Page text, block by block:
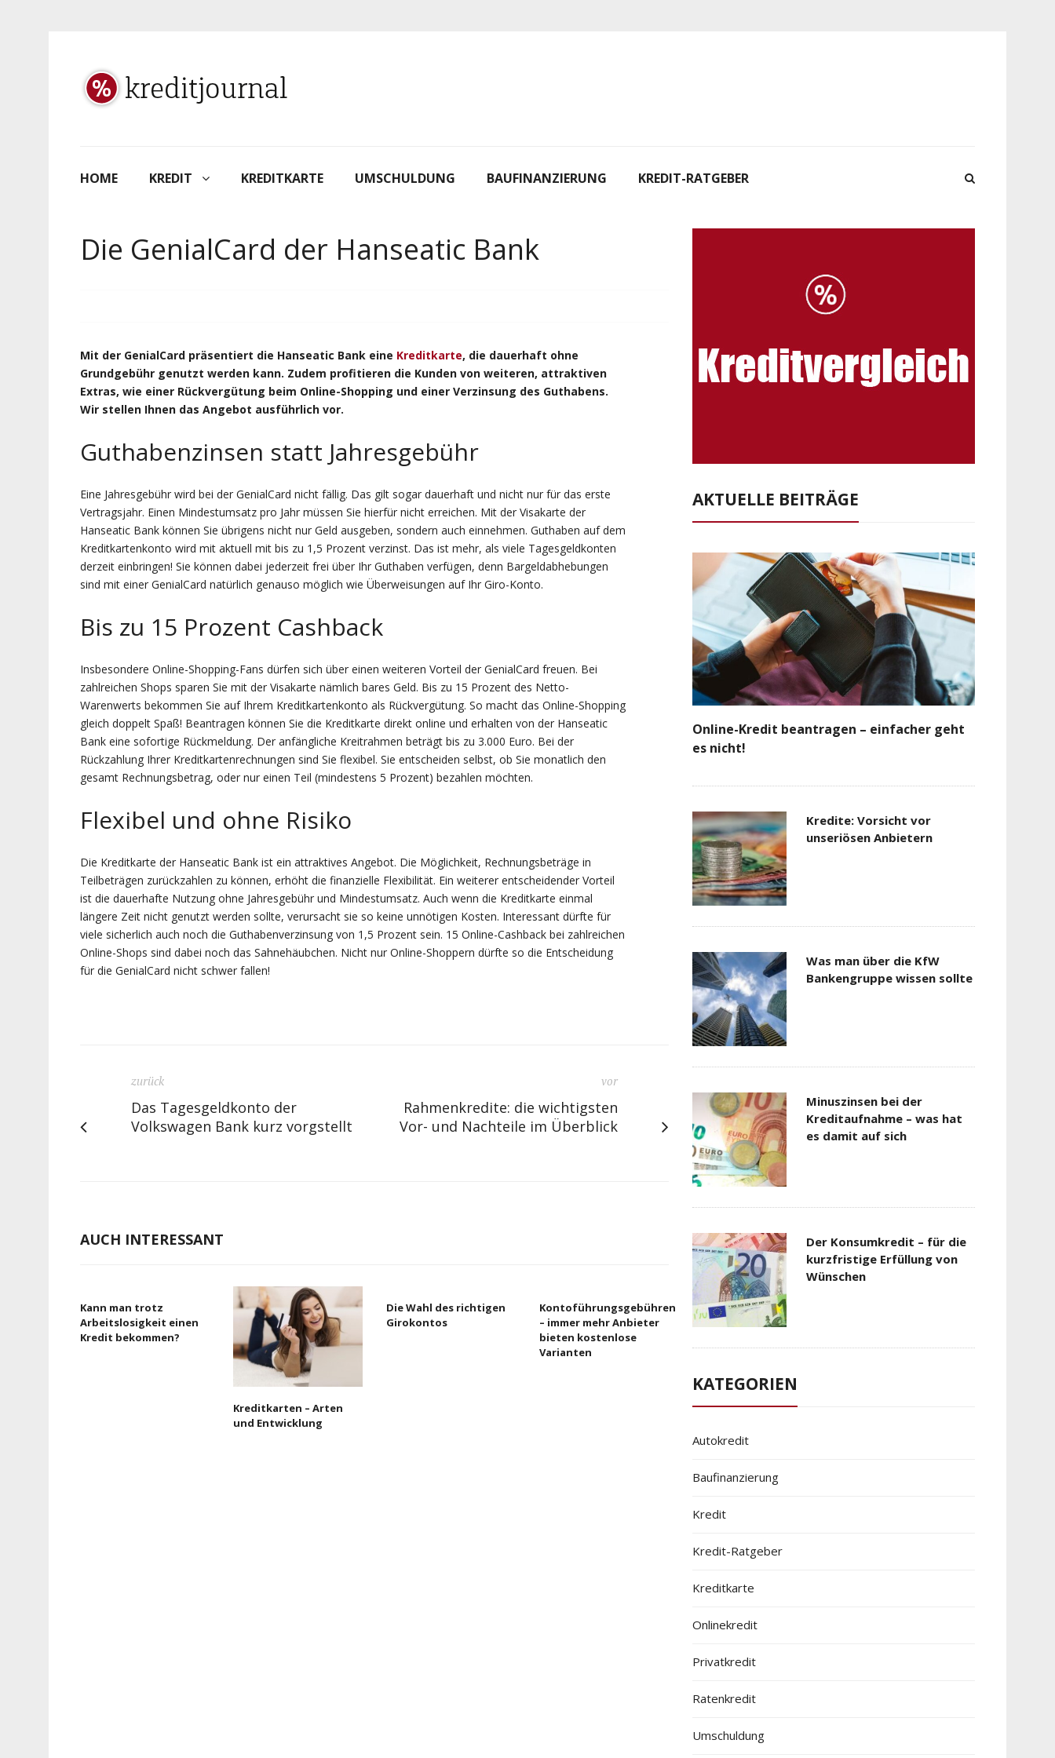
HOME KREDIT KREDITKARTE UMSCHULDUNG BAUFINANZIERUNG KREDIT-RATGEBER
Die GenialCard der Hanseatic Bank
Mit der GenialCard präsentiert die Hanseatic Bank eine Kreditkarte, die dauerhaft ohne
Grundgebühr genutzt werden kann. Zudem profitieren die Kunden von weiteren, attraktiven
Extras, wie einer Rückvergütung beim Online-Shopping und einer Verzinsung des Guthabens.
Wir stellen Ihnen das Angebot ausführlich vor.
Guthabenzinsen statt Jahresgebühr
Eine Jahresgebühr wird bei der GenialCard nicht fällig. Das gilt sogar dauerhaft und nicht nur für das erste
Vertragsjahr. Einen Mindestumsatz pro Jahr müssen Sie hierfür nicht erreichen. Mit der Visakarte der
Hanseatic Bank können Sie übrigens nicht nur Geld ausgeben, sondern auch einnehmen. Guthaben auf dem
Kreditkartenkonto wird mit aktuell mit bis zu 1,5 Prozent verzinst. Das ist mehr, als viele Tagesgeldkonten
derzeit einbringen! Sie können dabei jederzeit frei über Ihr Guthaben verfügen, denn Bargeldabhebungen
sind mit einer GenialCard natürlich genauso möglich wie Überweisungen auf Ihr Giro-Konto.
Bis zu 15 Prozent Cashback
Insbesondere Online-Shopping-Fans dürfen sich über einen weiteren Vorteil der GenialCard freuen. Bei
zahlreichen Shops sparen Sie mit der Visakarte nämlich bares Geld. Bis zu 15 Prozent des Netto-
Warenwerts bekommen Sie auf Ihrem Kreditkartenkonto als Rückvergütung. So macht das Online-Shopping
gleich doppelt Spaß! Beantragen können Sie die Kreditkarte direkt online und erhalten von der Hanseatic
Bank eine sofortige Rückmeldung. Der anfängliche Kreitrahmen beträgt bis zu 3.000 Euro. Bei der
Rückzahlung Ihrer Kreditkartenrechnungen sind Sie flexibel. Sie entscheiden selbst, ob Sie monatlich den
gesamt Rechnungsbetrag, oder nur einen Teil (mindestens 5 Prozent) bezahlen möchten.
Flexibel und ohne Risiko
Die Kreditkarte der Hanseatic Bank ist ein attraktives Angebot. Die Möglichkeit, Rechnungsbeträge in
Teilbeträgen zurückzahlen zu können, erhöht die finanzielle Flexibilität. Ein weiterer entscheidender Vorteil
ist die dauerhafte Nutzung ohne Jahresgebühr und Mindestumsatz. Auch wenn die Kreditkarte einmal
längere Zeit nicht genutzt werden sollte, verursacht sie so keine unnötigen Kosten. Interessant dürfte für
viele sicherlich auch noch die Guthabenverzinsung von 1,5 Prozent sein. 15 Online-Cashback bei zahlreichen
Online-Shops sind dabei noch das Sahnehäubchen. Nicht nur Online-Shoppern dürfte so die Entscheidung
für die GenialCard nicht schwer fallen!
zurück
Das Tagesgeldkonto der
Volkswagen Bank kurz vorgstellt
vor
Rahmenkredite: die wichtigsten
Vor- und Nachteile im Überblick
AUCH INTERESSANT
Kann man trotz
Arbeitslosigkeit einen
Kredit bekommen?
Kreditkarten – Arten
und Entwicklung
Die Wahl des richtigen
Girokontos
Kontoführungsgebühren
– immer mehr Anbieter
bieten kostenlose
Varianten
AKTUELLE BEITRÄGE
Online-Kredit beantragen – einfacher geht
es nicht!
Kredite: Vorsicht vor
unseriösen Anbietern
Was man über die KfW
Bankengruppe wissen sollte
Minuszinsen bei der
Kreditaufnahme – was hat
es damit auf sich
Der Konsumkredit – für die
kurzfristige Erfüllung von
Wünschen
KATEGORIEN
Autokredit
Baufinanzierung
Kredit
Kredit-Ratgeber
Kreditkarte
Onlinekredit
Privatkredit
Ratenkredit
Umschuldung